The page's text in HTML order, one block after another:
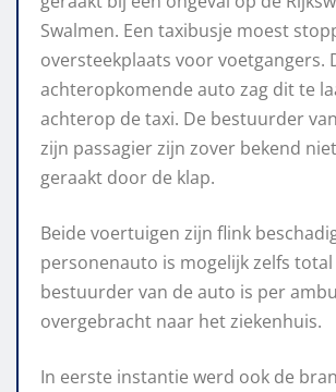
Swalmen. Een taxibusje moest
oversteekplaats voor voetgangers.
achteropkomende auto zag dit te
achterop de taxi. De bestuurder
zijn passagier zijn zover bekend
geraakt door de klap.
Beide voertuigen zijn flink
personenauto is mogelijk zelfs total
bestuurder van de auto is per
overgebracht naar het ziekenhuis.
In eerste instantie werd ook de